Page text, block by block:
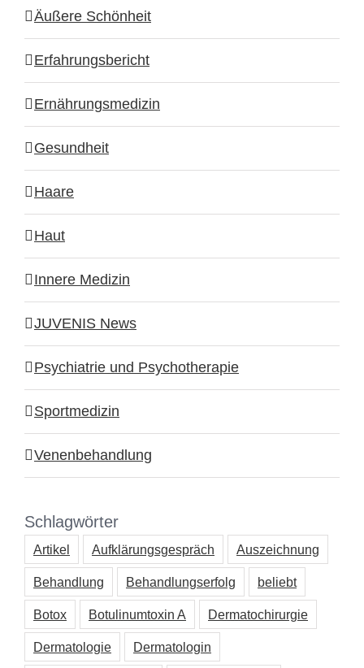
Äußere Schönheit
Erfahrungsbericht
Ernährungsmedizin
Gesundheit
Haare
Haut
Innere Medizin
JUVENIS News
Psychiatrie und Psychotherapie
Sportmedizin
Venenbehandlung
Schlagwörter
Artikel Aufklärungsgespräch Auszeichnung
Behandlung Behandlungserfolg beliebt
Botox Botulinumtoxin A Dermatochirurgie
Dermatologie Dermatologin